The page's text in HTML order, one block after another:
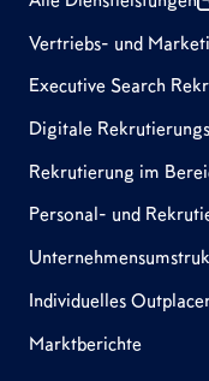
Vertriebs- und
Executive Search
Digitale
Rekrutierung im
Personal- und
Individuelles
Marktberichte